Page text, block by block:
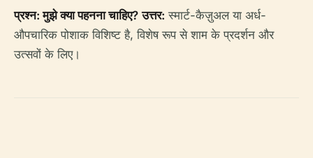
प्रश्न: मुझे क्या पहनना चाहिए? उत्तर: स्मार्ट-कैज़ुअल या अर्ध-
औपचारिक पोशाक विशिष्ट है, विशेष रूप से शाम के प्रदर्शन और
उत्सवों के लिए।